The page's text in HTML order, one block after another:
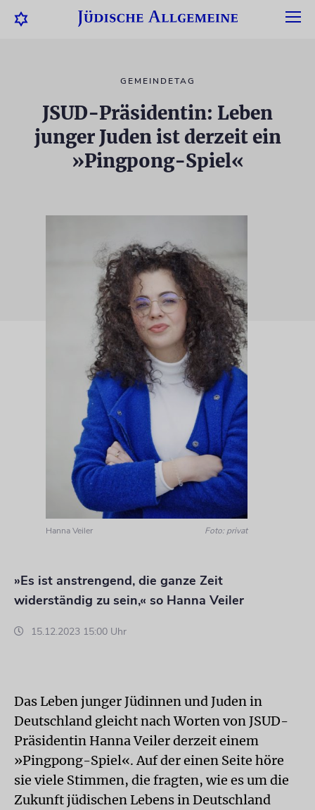
GEMEINDETAG
JSUD-Präsidentin: Leben
junger Juden ist derzeit ein
»Pingpong-Spiel«
Hanna Veiler Foto: privat
»Es ist anstrengend, die ganze Zeit
widerständig zu sein,« so Hanna Veiler
15.12.2023 15:00 Uhr
Das Leben junger Jüdinnen und Juden in
Deutschland gleicht nach Worten von JSUD-
Präsidentin Hanna Veiler derzeit einem
»Pingpong-Spiel«. Auf der einen Seite höre
sie viele Stimmen, die fragten, wie es um die
Zukunft jüdischen Lebens in Deutschland